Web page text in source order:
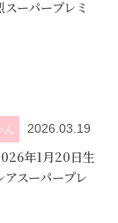
ーパープレミ
2026.03.19
年1月20日生
スーパープレ